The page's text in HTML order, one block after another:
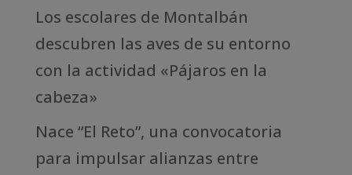
Los escolares de Montalbán
descubren las aves de su entorno
con la actividad «Pájaros en la
cabeza»
Nace “El Reto”, una convocatoria
para impulsar alianzas entre